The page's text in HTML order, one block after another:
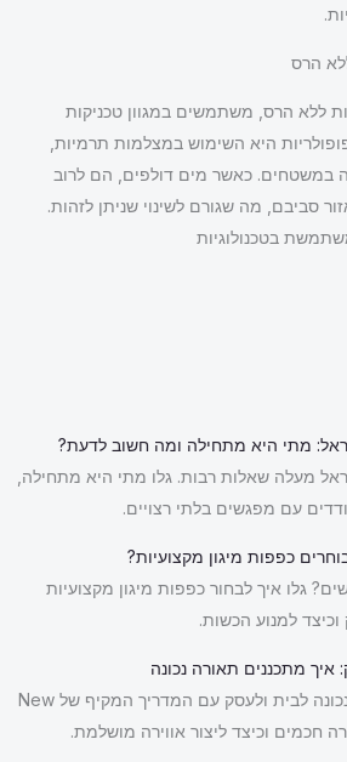
הרס
ללא הרס, משתמשים במגוון טכניקות
היא השימוש במצלמות תרמיות,
במשטחים. כאשר מים דולפים, הם לרוב
סביבם, מה שגורם לשינוי שניתן לזהות.
בטכנולוגיות
מתי היא מתחילה ומה חשוב לדעת?
מעלה שאלות רבות. גלו מתי היא מתחילה,
עם מפגשים בלתי רצויים.
כפפות מיגון מקצועיות?
גלו איך לבחור כפפות מיגון מקצועיות
למנוע הכשות.
איך מתכננים תאורה נכונה
גלו את סודות תכנון תאורה נכונה לבית ולעסק עם המדריך המקיף של New